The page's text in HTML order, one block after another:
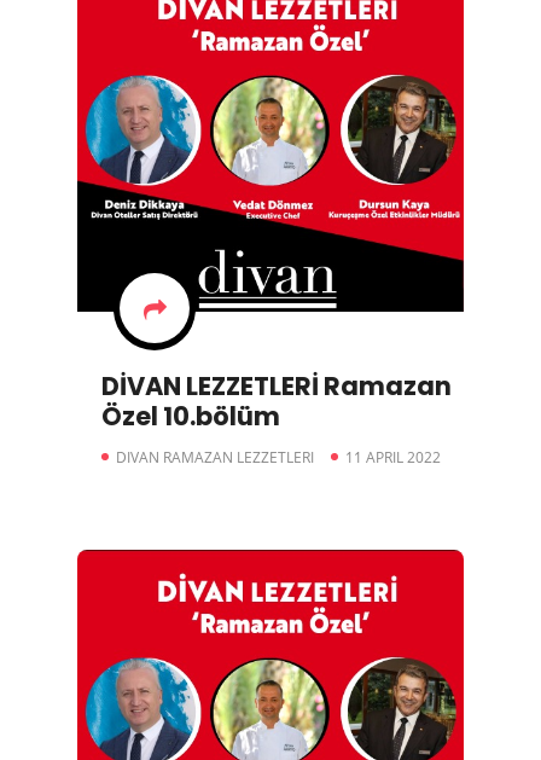
DİVAN LEZZETLERİ Ramazan
Özel 10.bölüm
DIVAN RAMAZAN LEZZETLERI 11 APRIL 2022